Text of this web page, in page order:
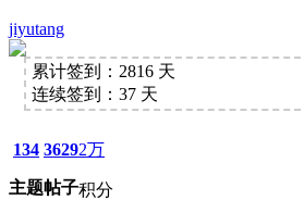
jiyutang
累计签到：2816 天
连续签到：37 天
134
主题
3629
帖子
2万
积分